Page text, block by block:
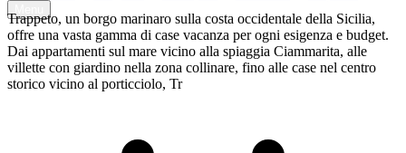
Trappeto, un borgo marinaro sulla costa occidentale della Sicilia,
offre una vasta gamma di case vacanza per ogni esigenza e budget.
Dai appartamenti sul mare vicino alla spiaggia Ciammarita, alle
villette con giardino nella zona collinare, fino alle case nel centro
storico vicino al porticciolo, Tr